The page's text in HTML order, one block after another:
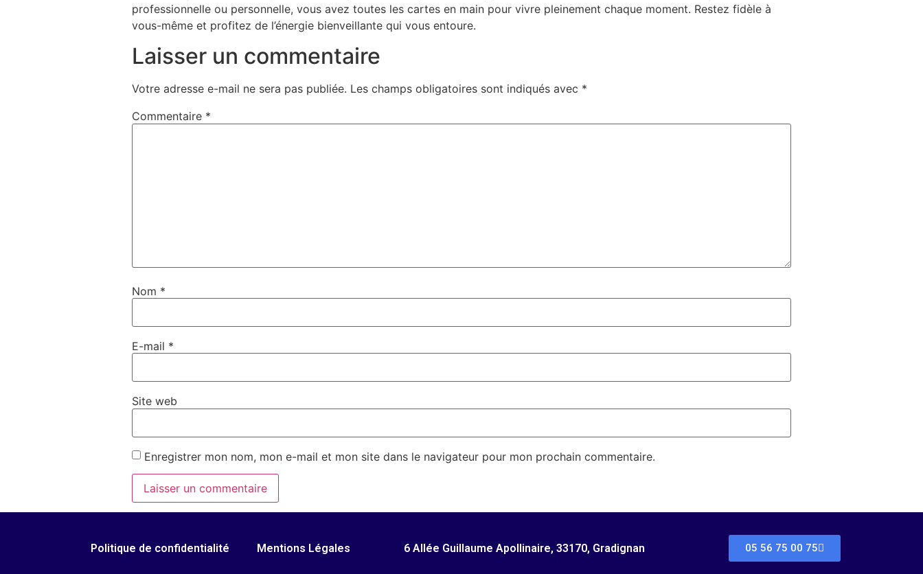
professionnelle ou personnelle, vous avez toutes les cartes en main pour vivre pleinement chaque moment. Restez fidèle à
vous-même et profitez de l’énergie bienveillante qui vous entoure.
Laisser un commentaire
Votre adresse e-mail ne sera pas publiée. Les champs obligatoires sont indiqués avec *
Commentaire *
Nom *
E-mail *
Site web
Enregistrer mon nom, mon e-mail et mon site dans le navigateur pour mon prochain commentaire.
Politique de confidentialité Mentions Légales 6 Allée Guillaume Apollinaire, 33170, Gradignan 05 56 75 00 75